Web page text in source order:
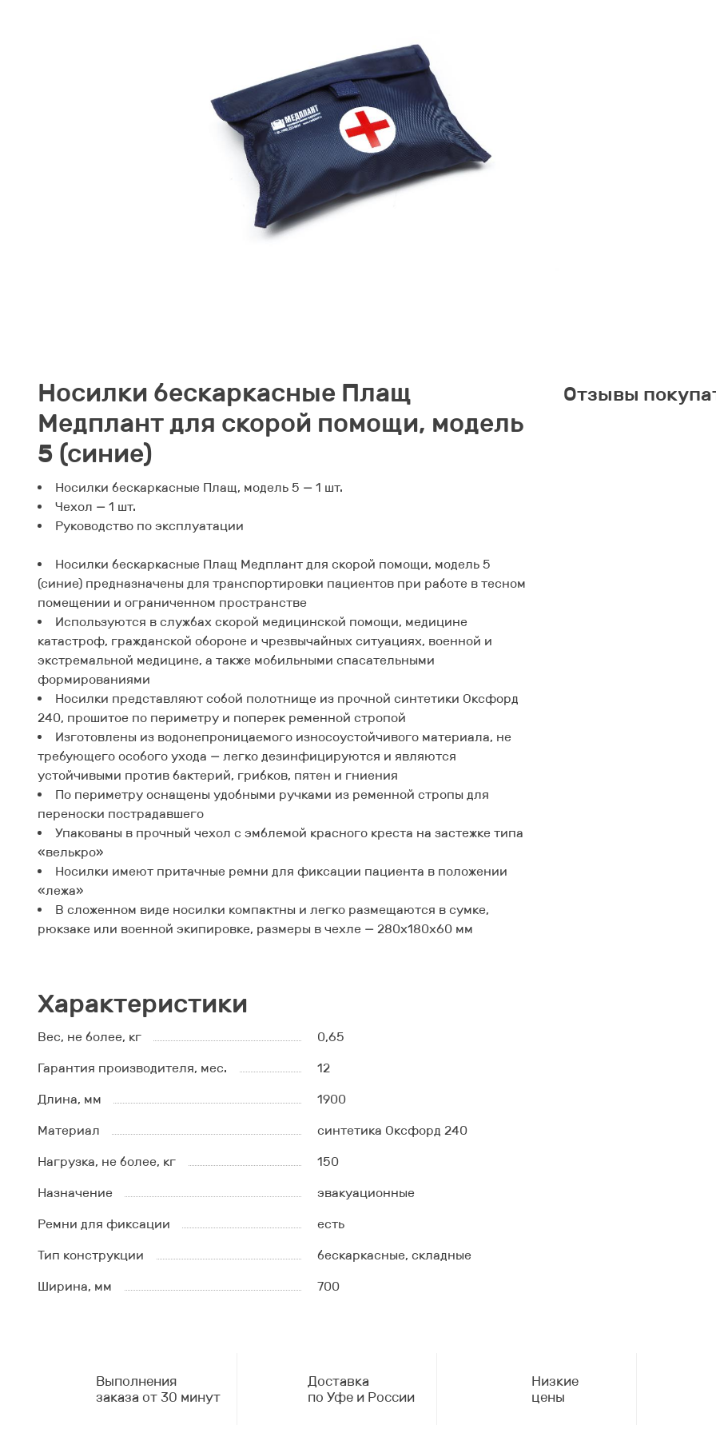
Носилки бескаркасные Плащ
Медплант для скорой помощи, модель
5 (синие)
Носилки бескаркасные Плащ, модель 5 — 1 шт.
Чехол — 1 шт.
Руководство по эксплуатации
Носилки бескаркасные Плащ Медплант для скорой помощи, модель 5
(синие) предназначены для транспортировки пациентов при работе в тесном
помещении и ограниченном пространстве
Используются в службах скорой медицинской помощи, медицине
катастроф, гражданской обороне и чрезвычайных ситуациях, военной и
экстремальной медицине, а также мобильными спасательными
формированиями
Носилки представляют собой полотнище из прочной синтетики Оксфорд
240, прошитое по периметру и поперек ременной стропой
Изготовлены из водонепроницаемого износоустойчивого материала, не
требующего особого ухода — легко дезинфицируются и являются
устойчивыми против бактерий, грибков, пятен и гниения
По периметру оснащены удобными ручками из ременной стропы для
переноски пострадавшего
Упакованы в прочный чехол с эмблемой красного креста на застежке типа
«велькро»
Носилки имеют притачные ремни для фиксации пациента в положении
«лежа»
В сложенном виде носилки компактны и легко размещаются в сумке,
рюкзаке или военной экипировке, размеры в чехле — 280х180х60 мм
Характеристики
Вес, не более, кг 0,65
Гарантия производителя, мес. 12
Длина, мм 1900
Материал синтетика Оксфорд 240
Нагрузка, не более, кг 150
Назначение эвакуационные
Ремни для фиксации есть
Тип конструкции бескаркасные, складные
Ширина, мм 700
Отзывы
Выполнения
заказа от 30 минут
Доставка
по Уфе и России
Низкие
цены